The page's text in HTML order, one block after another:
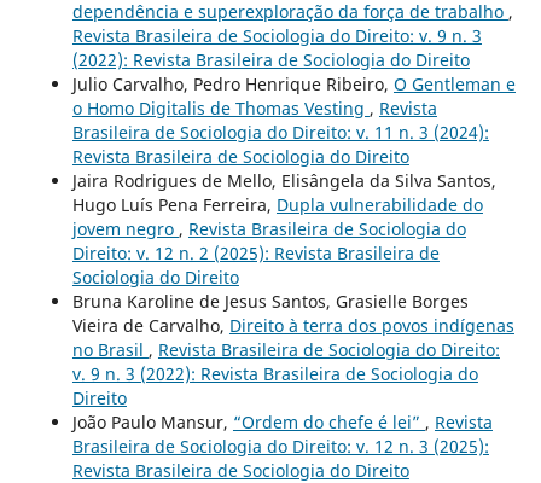
dependência e superexploração da força de trabalho ,
Revista Brasileira de Sociologia do Direito: v. 9 n. 3
(2022): Revista Brasileira de Sociologia do Direito
Julio Carvalho, Pedro Henrique Ribeiro, O Gentleman e
o Homo Digitalis de Thomas Vesting , Revista
Brasileira de Sociologia do Direito: v. 11 n. 3 (2024):
Revista Brasileira de Sociologia do Direito
Jaira Rodrigues de Mello, Elisângela da Silva Santos,
Hugo Luís Pena Ferreira, Dupla vulnerabilidade do
jovem negro , Revista Brasileira de Sociologia do
Direito: v. 12 n. 2 (2025): Revista Brasileira de
Sociologia do Direito
Bruna Karoline de Jesus Santos, Grasielle Borges
Vieira de Carvalho, Direito à terra dos povos indígenas
no Brasil , Revista Brasileira de Sociologia do Direito:
v. 9 n. 3 (2022): Revista Brasileira de Sociologia do
Direito
João Paulo Mansur, “Ordem do chefe é lei” , Revista
Brasileira de Sociologia do Direito: v. 12 n. 3 (2025):
Revista Brasileira de Sociologia do Direito